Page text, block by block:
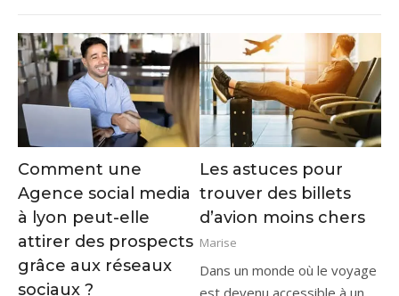
Comment une
Agence social media
à lyon peut-elle
attirer des prospects
grâce aux réseaux
sociaux ?
Les astuces pour
trouver des billets
d’avion moins chers
Marise
Dans un monde où le voyage